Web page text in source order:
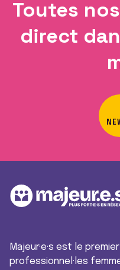
Toutes
direct
Majeur·e·s est le
professionnel·les